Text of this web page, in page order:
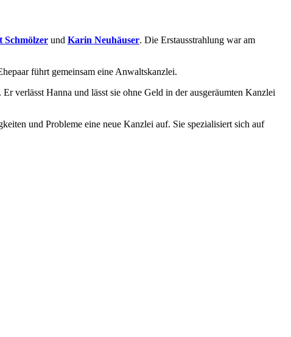
Schmölzer und Karin Neuhäuser. Die Erstausstrahlung war am
führt gemeinsam eine Anwaltskanzlei.
verlässt Hanna und lässt sie ohne Geld in der ausgeräumten Kanzlei
und Probleme eine neue Kanzlei auf. Sie spezialisiert sich auf